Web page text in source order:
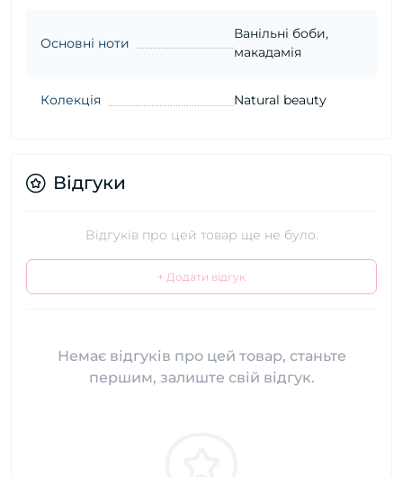
Основні ноти
Ванільні боби,
макадамія
Колекція Natural beauty
Відгуки
Відгуків про цей товар ще не було.
+ Додати відгук
Немає відгуків про цей товар, станьте
першим, залиште свій відгук.